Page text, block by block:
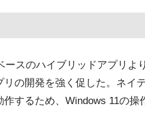
スのハイブリッドアプリよ
の開発を強く促した。ネイ
するため、Windows 11の操